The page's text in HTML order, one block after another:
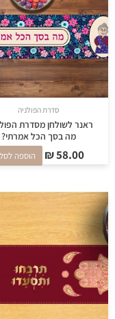
סדרת הפולניה
ראנר לשולחן מסדרת
מה בסך הכל אמרתי?
₪58.00 הוספה לסל